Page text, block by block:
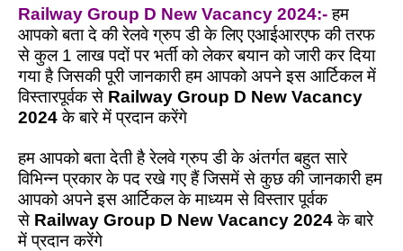
Railway Group D New Vacancy 2024:-हम
आपको बता दे की रेलवे ग्रुप डी के लिए एआईआरएफ की तरफ
से कुल 1 लाख पदों पर भर्ती को लेकर बयान को जारी कर दिया
गया है जिसकी पूरी जानकारी हम आपको अपने इस आर्टिकल में
विस्तारपूर्वक से Railway Group D New Vacancy
2024के बारे में प्रदान करेंगे
हम आपको बता देती है रेलवे ग्रुप डी के अंतर्गत बहुत सारे
विभिन्न प्रकार के पद रखे गए हैं जिसमें से कुछ की जानकारी हम
आपको अपने इस आर्टिकल के माध्यम से विस्तार पूर्वक
से Railway Group D New Vacancy 2024के बारे
में प्रदान करेंगे